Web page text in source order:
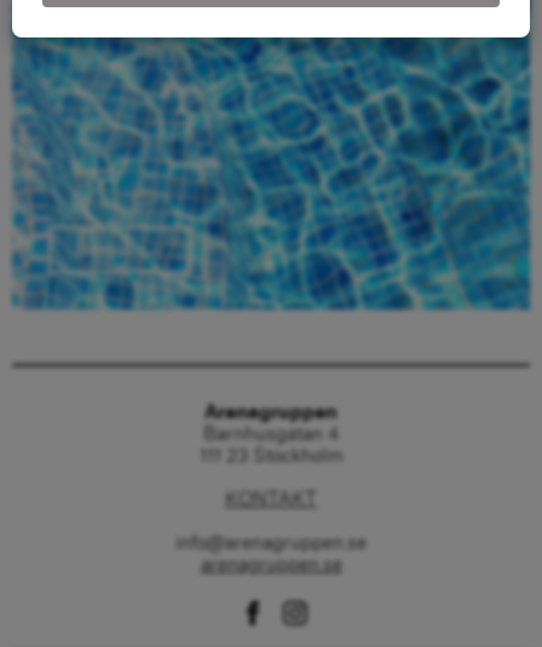
Beställ här
Arenagruppen
Barnhusgatan 4
111 23 Stockholm
KONTAKT
info@arenagruppen.se
arenagruppen.se